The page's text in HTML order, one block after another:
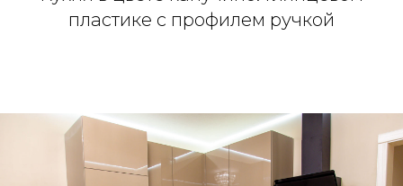
пластике с профилем ручкой